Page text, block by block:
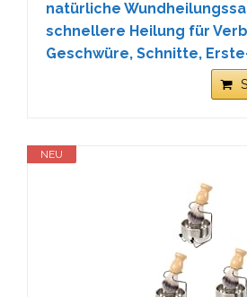
natürliche
schnellere Heilung für
Geschwüre, Schnitte,
NEU